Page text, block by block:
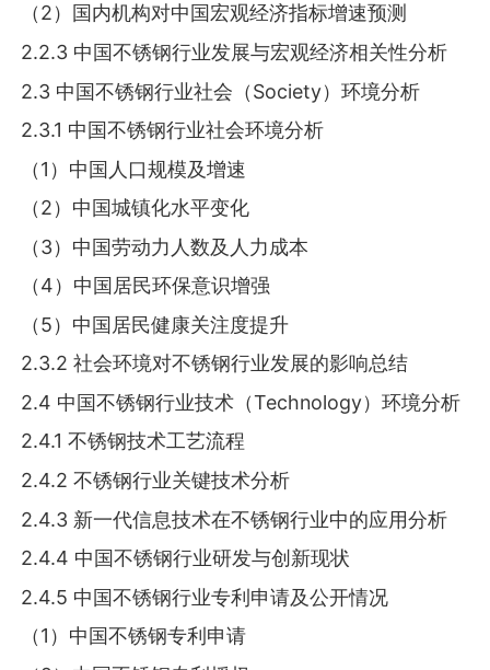
（2）国内机构对中国宏观经济指标增速预测
2.2.3 中国不锈钢行业发展与宏观经济相关性分析
2.3 中国不锈钢行业社会（Society）环境分析
2.3.1 中国不锈钢行业社会环境分析
（1）中国人口规模及增速
（2）中国城镇化水平变化
（3）中国劳动力人数及人力成本
（4）中国居民环保意识增强
（5）中国居民健康关注度提升
2.3.2 社会环境对不锈钢行业发展的影响总结
2.4 中国不锈钢行业技术（Technology）环境分析
2.4.1 不锈钢技术工艺流程
2.4.2 不锈钢行业关键技术分析
2.4.3 新一代信息技术在不锈钢行业中的应用分析
2.4.4 中国不锈钢行业研发与创新现状
2.4.5 中国不锈钢行业专利申请及公开情况
（1）中国不锈钢专利申请